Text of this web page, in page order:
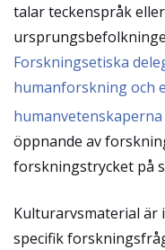
talar teckenspråk
Forskningsetiska
humanforskning och
humanvetenskaperna
öppnande av
forskningstrycket på
Kulturarvsmaterial är
specifik